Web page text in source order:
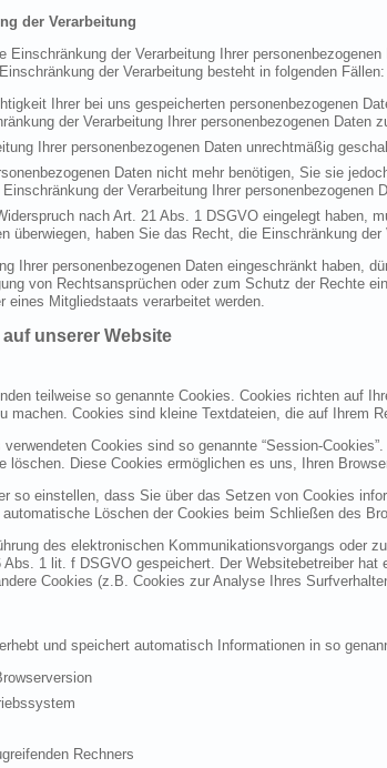
der Verarbeitung
Einschränkung der Verarbeitung Ihrer
der Verarbeitung besteht in folgenden Fällen:
Ihrer bei uns gespeicherten personenbezogenen
der Verarbeitung Ihrer personenbezogenen Daten
Ihrer personenbezogenen Daten unrechtmäßig
Daten nicht mehr benötigen, Sie sie
der Verarbeitung Ihrer personenbezogenen
nach Art. 21 Abs. 1 DSGVO eingelegt haben,
überwiegen, haben Sie das Recht, die Einschränkung
Ihrer personenbezogenen Daten eingeschränkt haben,
von Rechtsansprüchen oder zum Schutz der Rechte
eines Mitgliedstaats verarbeitet werden.
unserer Website
teilweise so genannte Cookies. Cookies richten auf
machen. Cookies sind kleine Textdateien, die auf Ihrem
Cookies sind so genannte “Session-
löschen. Diese Cookies ermöglichen es uns, Ihren
so einstellen, dass Sie über das Setzen von Cookies
Löschen der Cookies beim Schließen des
des elektronischen Kommunikationsvorgangs oder
Abs. 1 lit. f DSGVO gespeichert. Der Websitebetreiber
Cookies (z.B. Cookies zur Analyse Ihres
und speichert automatisch Informationen in so
Rechners